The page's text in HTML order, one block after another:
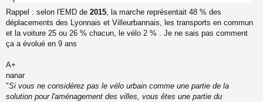
Rappel : selon l'EMD de 2015, la marche représentait 48 % des
déplacements des Lyonnais et Villeurbannais, les transports en commun
et la voiture 25 ou 26 % chacun, le vélo 2 % . Je ne sais pas comment
ça a évolué en 9 ans
A+
nanar
"Si vous ne considérez pas le vélo urbain comme une partie de la
solution pour l'aménagement des villes, vous êtes une partie du